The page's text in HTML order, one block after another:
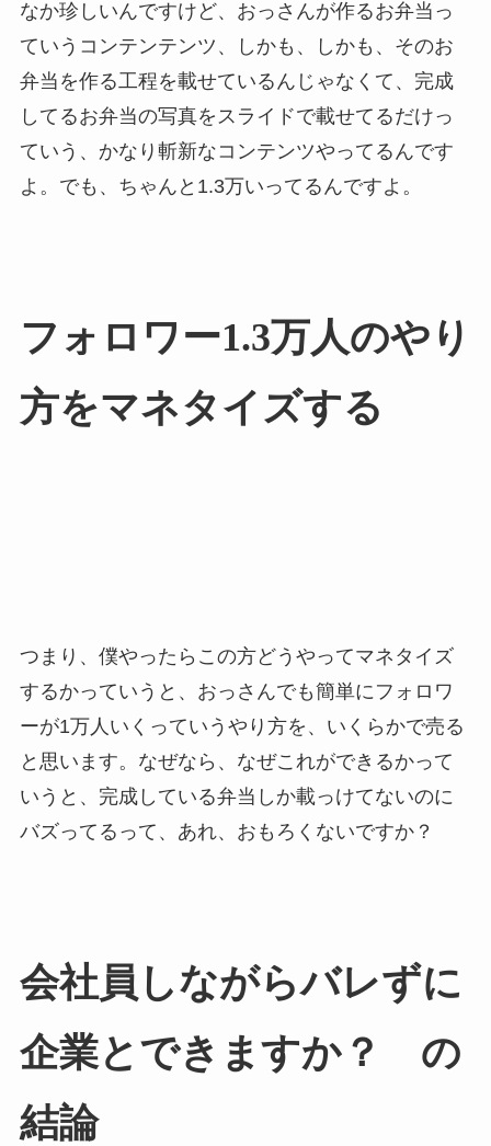
なか珍しいんですけど、おっさんが作るお弁当っ
ていうコンテンテンツ、しかも、しかも、そのお
弁当を作る工程を載せているんじゃなくて、完成
してるお弁当の写真をスライドで載せてるだけっ
ていう、かなり斬新なコンテンツやってるんです
よ。でも、ちゃんと1.3万いってるんですよ。
フォロワー1.3万人のやり
方をマネタイズする
つまり、僕やったらこの方どうやってマネタイズ
するかっていうと、おっさんでも簡単にフォロワ
ーが1万人いくっていうやり方を、いくらかで売る
と思います。なぜなら、なぜこれができるかって
いうと、完成している弁当しか載っけてないのに
バズってるって、あれ、おもろくないですか？
会社員しながらバレずに
企業とできますか？ の
結論